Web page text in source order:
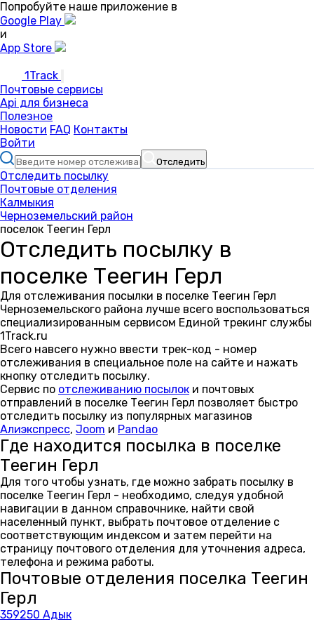
Попробуйте наше приложение в
Google Play
и
App Store
1Track
Почтовые сервисы
Api для бизнеса
Полезное
Новости FAQ Контакты
Войти
Отследить
Отследить посылку
Почтовые отделения
Калмыкия
Черноземельский район
поселок Теегин Герл
Отследить посылку в
поселке Теегин Герл
Для отслеживания посылки в поселке Теегин Герл
Черноземельского района лучше всего воспользоваться
специализированным сервисом Единой трекинг службы
1Track.ru
Всего навсего нужно ввести трек-код - номер
отслеживания в специальное поле на сайте и нажать
кнопку отследить посылку.
Сервис по отслеживанию посылок и почтовых
отправлений в поселке Теегин Герл позволяет быстро
отследить посылку из популярных магазинов
Алиэкспресс, Joom и Pandao
Где находится посылка в поселке
Теегин Герл
Для того чтобы узнать, где можно забрать посылку в
поселке Теегин Герл - необходимо, следуя удобной
навигации в данном справочнике, найти свой
населенный пункт, выбрать почтовое отделение с
соответствующим индексом и затем перейти на
страницу почтового отделения для уточнения адреса,
телефона и режима работы.
Почтовые отделения поселка Теегин
Герл
359250 Адык